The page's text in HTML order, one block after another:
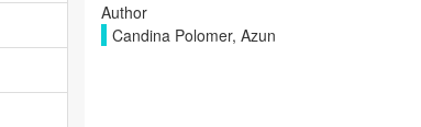
Author
Candina Polomer, Azun